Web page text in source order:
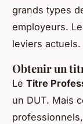
grands types
employeurs.
leviers actuels.
Obtenir un
Le Titre
un DUT. Mais